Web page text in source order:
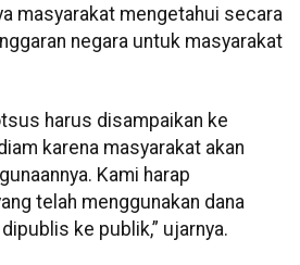
masyarakat mengetahui secara
negara untuk masyarakat
harus disampaikan ke
karena masyarakat akan
Kami harap
telah menggunakan dana
ke publik,” ujarnya.